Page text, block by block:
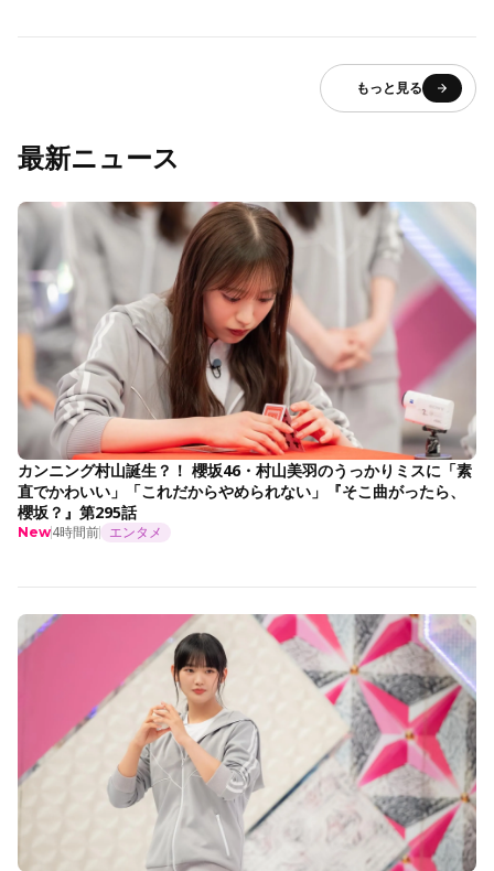
もっと見る
最新ニュース
カンニング村山誕生？！ 櫻坂46・村山美羽のうっかりミスに「素
直でかわいい」「これだからやめられない」『そこ曲がったら、
櫻坂？』第295話
New4時間前 エンタメ